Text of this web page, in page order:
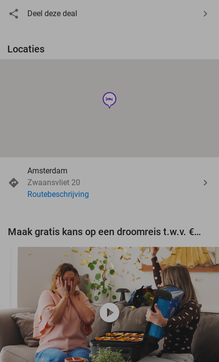
Deel deze deal
Locaties
hotel
Amsterdam
Zwaansvliet 20
Routebeschrijving
Maak gratis kans op een droomreis t.w.v. €3.000!
play_circle